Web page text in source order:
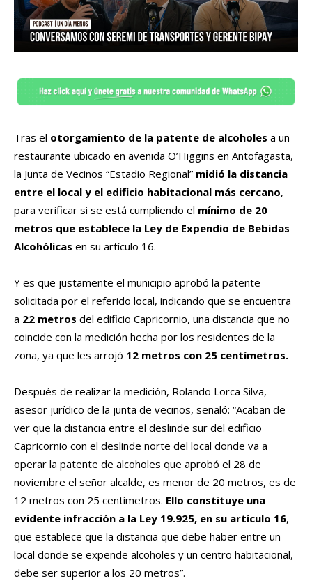
Tras el otorgamiento de la patente de alcoholes a un
restaurante ubicado en avenida O’Higgins en Antofagasta,
la Junta de Vecinos “Estadio Regional” midió la distancia
entre el local y el edificio habitacional más cercano,
para verificar si se está cumpliendo el mínimo de 20
metros que establece la Ley de Expendio de Bebidas
Alcohólicas en su artículo 16.
Y es que justamente el municipio aprobó la patente
solicitada por el referido local, indicando que se encuentra
a 22 metros del edificio Capricornio, una distancia que no
coincide con la medición hecha por los residentes de la
zona, ya que les arrojó 12 metros con 25 centímetros.
Después de realizar la medición, Rolando Lorca Silva,
asesor jurídico de la junta de vecinos, señaló: “Acaban de
ver que la distancia entre el deslinde sur del edificio
Capricornio con el deslinde norte del local donde va a
operar la patente de alcoholes que aprobó el 28 de
noviembre el señor alcalde, es menor de 20 metros, es de
12 metros con 25 centímetros. Ello constituye una
evidente infracción a la Ley 19.925, en su artículo 16,
que establece que la distancia que debe haber entre un
local donde se expende alcoholes y un centro habitacional,
debe ser superior a los 20 metros”.